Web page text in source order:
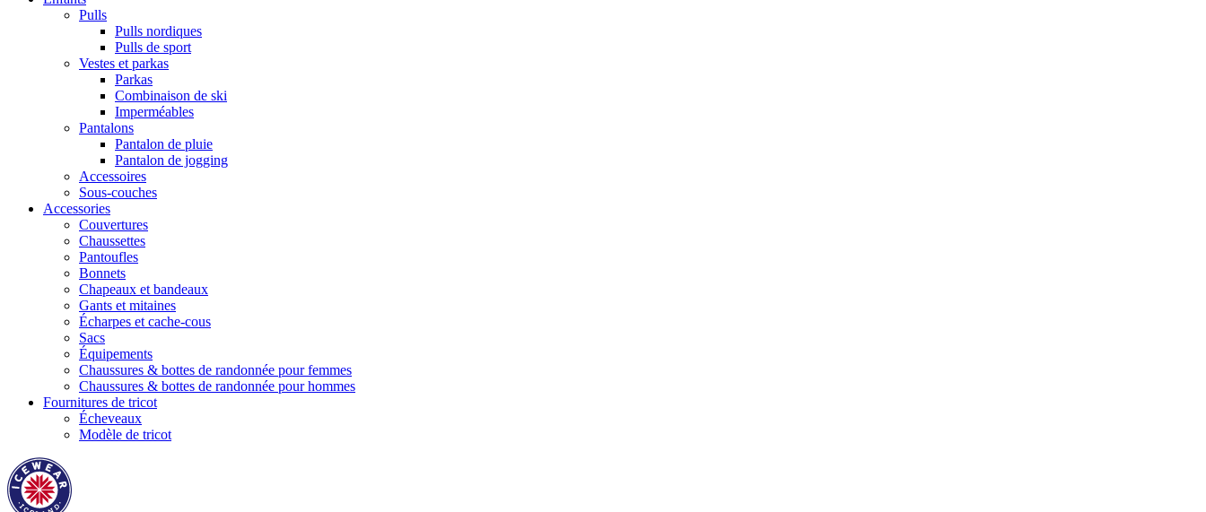
Pulls
Pulls nordiques
Pulls de sport
Vestes et parkas
Parkas
Combinaison de ski
Imperméables
Pantalons
Pantalon de pluie
Pantalon de jogging
Accessoires
Sous-couches
Accessories
Couvertures
Chaussettes
Pantoufles
Bonnets
Chapeaux et bandeaux
Gants et mitaines
Écharpes et cache-cous
Sacs
Équipements
Chaussures & bottes de randonnée pour femmes
Chaussures & bottes de randonnée pour hommes
Fournitures de tricot
Écheveaux
Modèle de tricot